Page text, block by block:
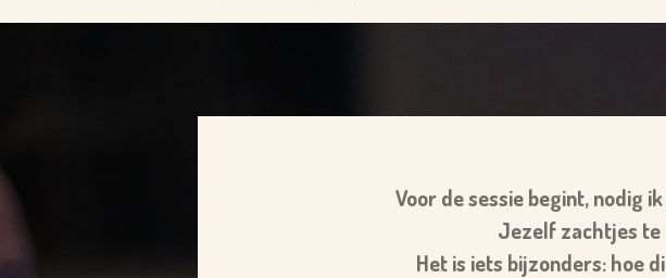
Voor de sessie begint, nodig
Jezelf zachtjes te
Het is iets bijzonders: hoe